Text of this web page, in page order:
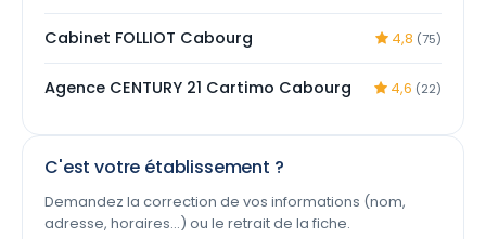
Cabinet FOLLIOT Cabourg 4,8 (75)
Agence CENTURY 21 Cartimo Cabourg 4,6 (22)
C'est votre établissement ?
Demandez la correction de vos informations (nom,
adresse, horaires…) ou le retrait de la fiche.